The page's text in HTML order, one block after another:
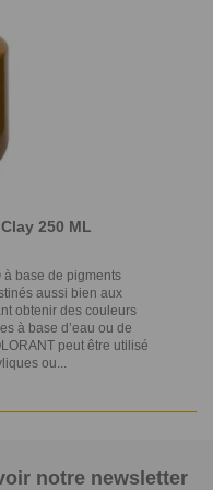
250 ML
base de pigments
aussi bien aux
obtenir des couleurs
à base d’eau ou de
peut être utilisé
ou...
notre newsletter